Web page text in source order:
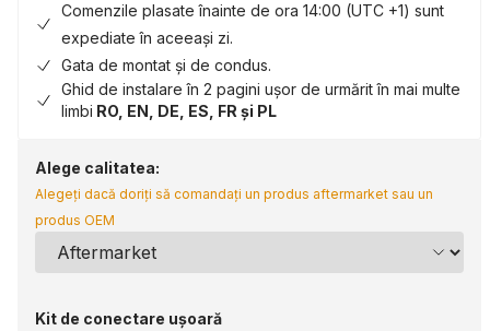
Comenzile plasate înainte de ora 14:00 (UTC +1) sunt
expediate în aceeași zi.
Gata de montat și de condus.
Ghid de instalare în 2 pagini ușor de urmărit în mai multe
limbi RO, EN, DE, ES, FR și PL
Alege calitatea:
Alegeți dacă doriți să comandați un produs aftermarket sau un
produs OEM
Kit de conectare ușoară